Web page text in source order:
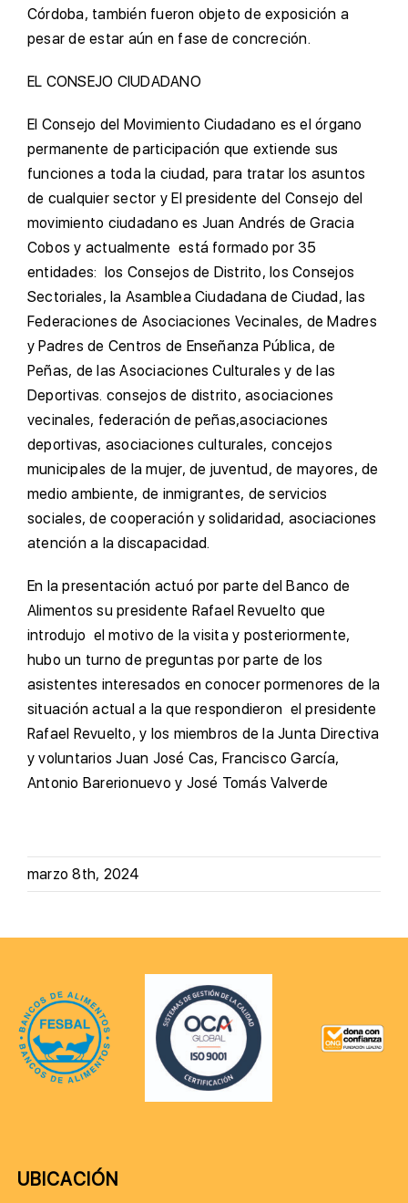
Córdoba, también fueron objeto de exposición a
pesar de estar aún en fase de concreción.
EL CONSEJO CIUDADANO
El Consejo del Movimiento Ciudadano es el órgano
permanente de participación que extiende sus
funciones a toda la ciudad, para tratar los asuntos
de cualquier sector y El presidente del Consejo del
movimiento ciudadano es Juan Andrés de Gracia
Cobos y actualmente está formado por 35
entidades: los Consejos de Distrito, los Consejos
Sectoriales, la Asamblea Ciudadana de Ciudad, las
Federaciones de Asociaciones Vecinales, de Madres
y Padres de Centros de Enseñanza Pública, de
Peñas, de las Asociaciones Culturales y de las
Deportivas. consejos de distrito, asociaciones
vecinales, federación de peñas,asociaciones
deportivas, asociaciones culturales, concejos
municipales de la mujer, de juventud, de mayores, de
medio ambiente, de inmigrantes, de servicios
sociales, de cooperación y solidaridad, asociaciones
atención a la discapacidad.
En la presentación actuó por parte del Banco de
Alimentos su presidente Rafael Revuelto que
introdujo el motivo de la visita y posteriormente,
hubo un turno de preguntas por parte de los
asistentes interesados en conocer pormenores de la
situación actual a la que respondieron el presidente
Rafael Revuelto, y los miembros de la Junta Directiva
y voluntarios Juan José Cas, Francisco García,
Antonio Barerionuevo y José Tomás Valverde
marzo 8th, 2024
UBICACIÓN